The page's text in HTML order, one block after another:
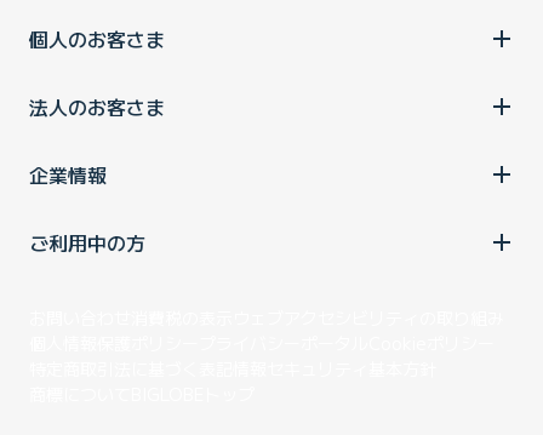
個人のお客さま
法人のお客さま
企業情報
ご利用中の方